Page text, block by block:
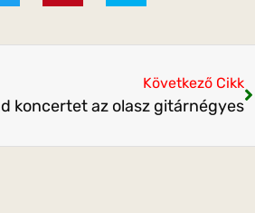
Következő Cikk
koncertet az olasz gitárnégyes